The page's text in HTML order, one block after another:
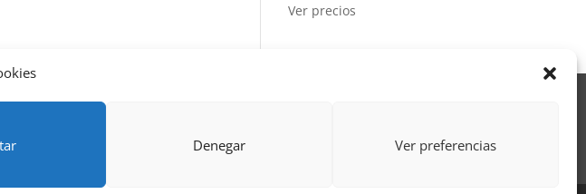
Denegar Ver preferencias
Ver precios
Política de Cookies
Obligatoria según Sector
Formulario uso de imagen